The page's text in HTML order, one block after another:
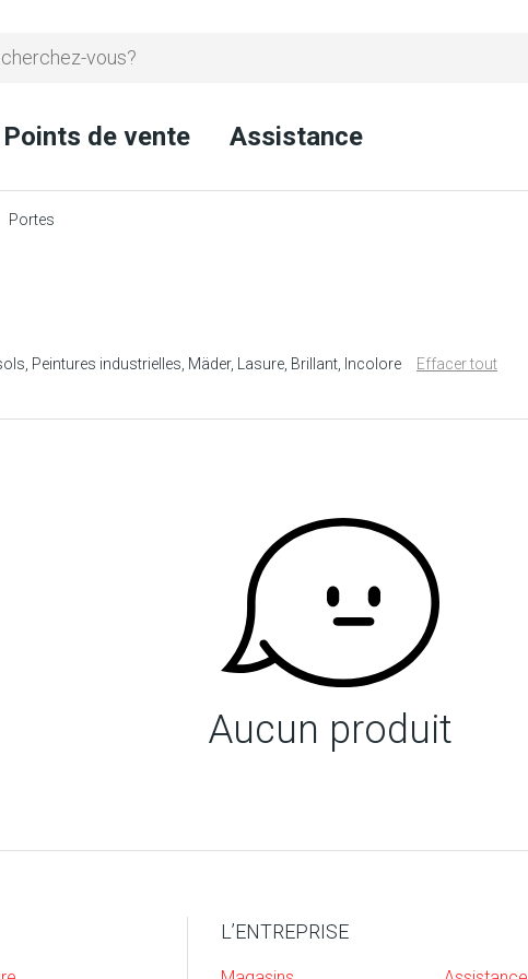
Points de vente Assistance
Portes
Peintures industrielles Mäder Lasure Brillant Incolore Effacer tout
Aucun produit
L’ENTREPRISE